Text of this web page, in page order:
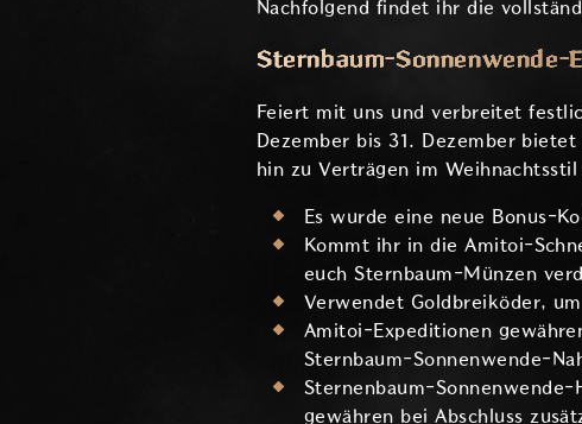
Nachfolgend findet ihr die
Sternbaum-Sonnenwende-
Feiert mit uns und verbreitet
Dezember bis 31. Dezember
hin zu Verträgen im
Es wurde eine neue Bonus-
Kommt ihr in die Amitoi-
euch Sternbaum-Münzen
Verwendet Goldbreiköder,
Amitoi-Expeditionen
Sternbaum-Sonnenwende-
Sternenbaum-
gewähren bei Abschluss